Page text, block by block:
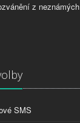
z
SMS